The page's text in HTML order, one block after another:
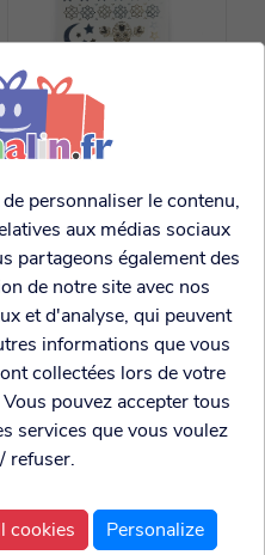
Tattoo Bijou Chic
Metallic Skulls
3.99€
Tattoo Bijou Chic
Metallic Pirate
personnaliser le contenu,
aux médias sociaux
partageons également des
de notre site avec nos
et d'analyse, qui peuvent
informations que vous
collectées lors de votre
pouvez accepter tous
services que vous voulez
refuser.
cookies Personalize